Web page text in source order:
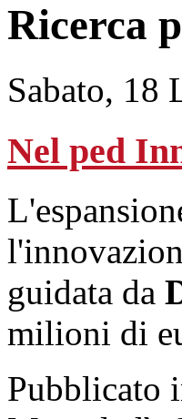
Ricerca
Sabato, 18
Nel ped
guidata da
milioni di
Pubblicato